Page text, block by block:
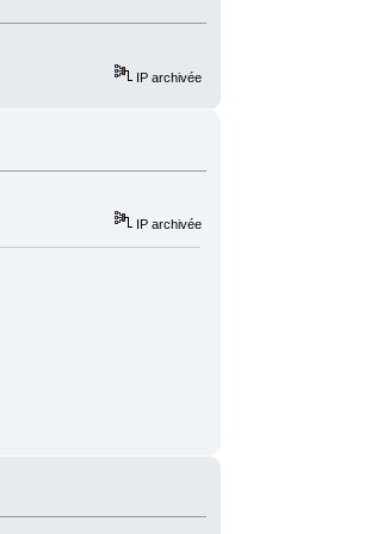
IP archivée
IP archivée